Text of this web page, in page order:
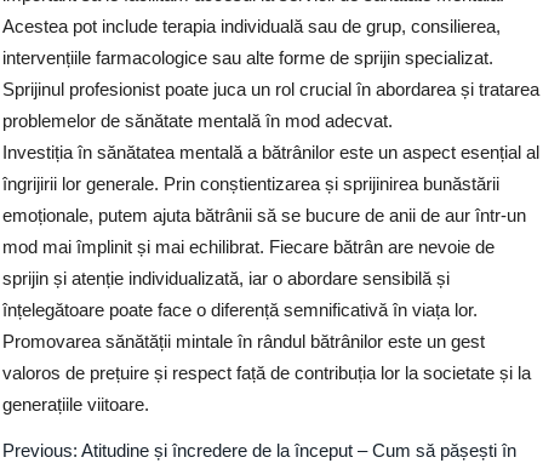
Acestea pot include terapia individuală sau de grup, consilierea,
intervențiile farmacologice sau alte forme de sprijin specializat.
Sprijinul profesionist poate juca un rol crucial în abordarea și tratarea
problemelor de sănătate mentală în mod adecvat.
Investiția în sănătatea mentală a bătrânilor este un aspect esențial al
îngrijirii lor generale. Prin conștientizarea și sprijinirea bunăstării
emoționale, putem ajuta bătrânii să se bucure de anii de aur într-un
mod mai împlinit și mai echilibrat. Fiecare bătrân are nevoie de
sprijin și atenție individualizată, iar o abordare sensibilă și
înțelegătoare poate face o diferență semnificativă în viața lor.
Promovarea sănătății mintale în rândul bătrânilor este un gest
valoros de prețuire și respect față de contribuția lor la societate și la
generațiile viitoare.
Previous:Atitudine și încredere de la început – Cum să pășești în